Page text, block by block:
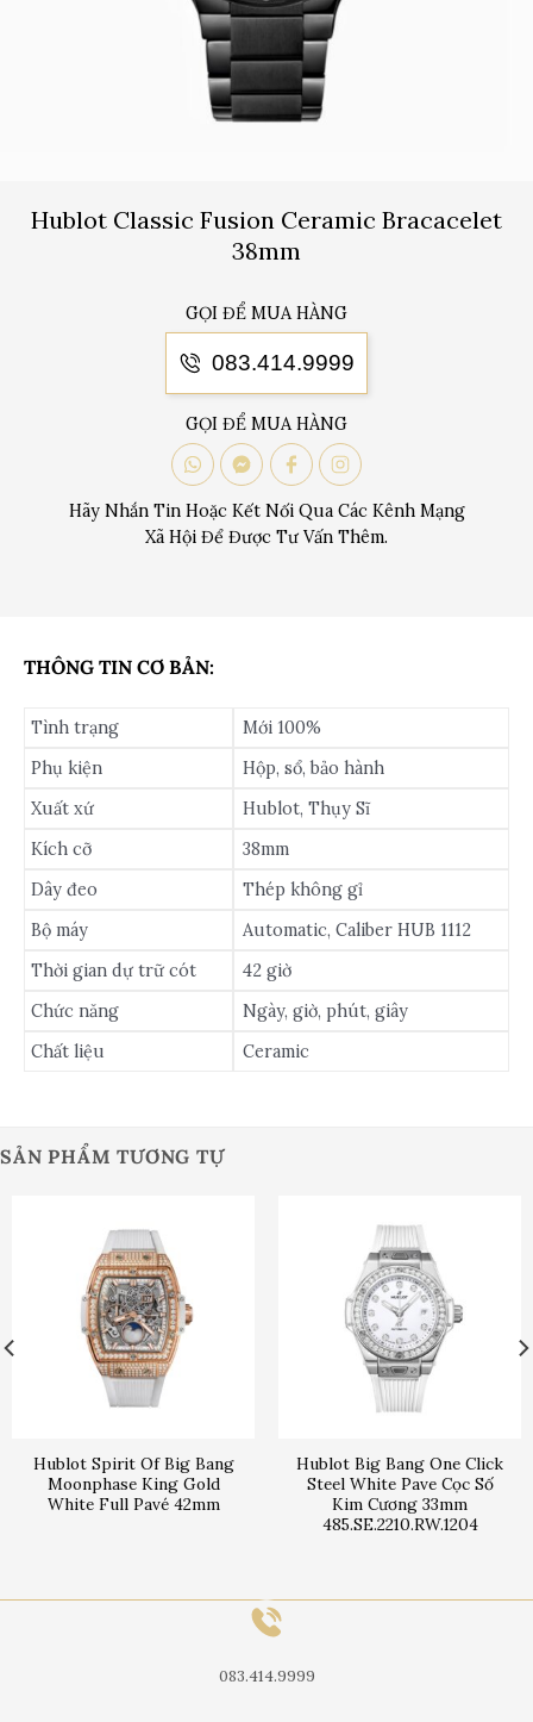
Hublot Classic Fusion Ceramic Bracacelet
38mm
GỌI ĐỂ MUA HÀNG
083.414.9999
GỌI ĐỂ MUA HÀNG
Hãy Nhắn Tin Hoặc Kết Nối Qua Các Kênh Mạng
Xã Hội Để Được Tư Vấn Thêm.
THÔNG TIN CƠ BẢN:
Tình trạng
Mới 100%
Phụ kiện
Hộp, sổ, bảo hành
Xuất xứ
Hublot, Thụy Sĩ
Kích cỡ
38mm
Dây đeo
Thép không gỉ
Bộ máy
Automatic, Caliber HUB 1112
Thời gian dự trữ cót
42 giờ
Chức năng
Ngày, giờ, phút, giây
Chất liệu
Ceramic
SẢN PHẨM TƯƠNG TỰ
Hublot Spirit Of Big Bang
Moonphase King Gold
White Full Pavé 42mm
Hublot Big Bang One Click
Steel White Pave Cọc Số
Kim Cương 33mm
485.SE.2210.RW.1204
083.414.9999